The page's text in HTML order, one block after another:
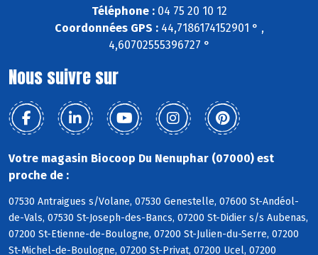
Téléphone :04 75 20 10 12
Coordonnées GPS :44,7186174152901 ° ,
4,60702555396727 °
Nous suivre sur
Votre magasin Biocoop Du Nenuphar (07000) est
proche de :
07530 Antraigues s/Volane, 07530 Genestelle, 07600 St-Andéol-
de-Vals, 07530 St-Joseph-des-Bancs, 07200 St-Didier s/s Aubenas,
07200 St-Etienne-de-Boulogne, 07200 St-Julien-du-Serre, 07200
St-Michel-de-Boulogne, 07200 St-Privat, 07200 Ucel, 07200